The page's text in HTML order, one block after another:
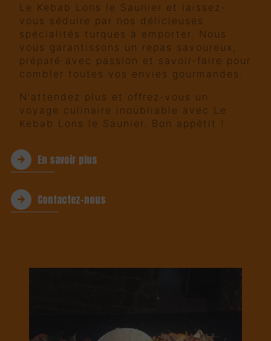
Le Kebab Lons le Saunier et laissez-
vous séduire par nos délicieuses
spécialités turques à emporter. Nous
vous garantissons un repas savoureux,
préparé avec passion et savoir-faire pour
combler toutes vos envies gourmandes.
N'attendez plus et offrez-vous un
voyage culinaire inoubliable avec Le
Kebab Lons le Saunier. Bon appétit !
En savoir plus
Contactez-nous